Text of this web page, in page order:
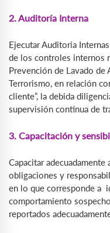
2. Auditoría Interna
Ejecutar Auditoria
de los controles internos
Prevención de Lavado
Terrorismo, en relación
cliente”, la debida
supervisión continua de
3. Capacitación y
Capacitar
obligaciones y
en lo que corresponde a
comportamiento
reportados